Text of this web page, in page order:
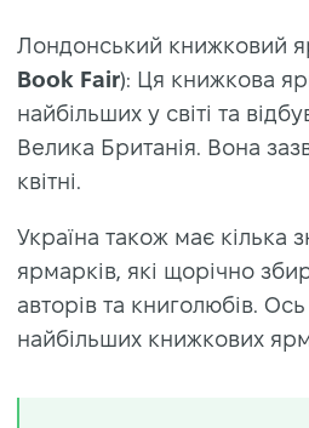
Лондонський книжковий
Book Fair): Ця книжкова
найбільших у світі та
Велика Британія. Вона
квітні.
Україна також має кілька
ярмарків, які щорічно
авторів та книголюбів. Ось
найбільших книжкових